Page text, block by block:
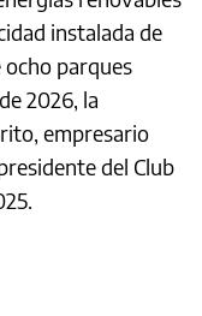
instalada de
parques
2026, la
empresario
del Club